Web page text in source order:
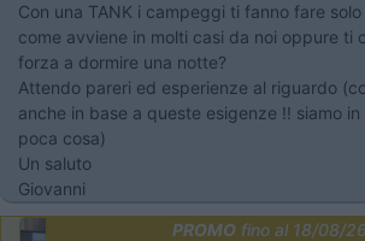
Con una TANK i campeggi ti fanno fare
come avviene in molti casi da noi oppure ti
forza a dormire una notte?
Attendo pareri ed esperienze al riguardo
anche in base a queste esigenze !! siamo
poca cosa)
Un saluto
Giovanni
PROMOfino al 18/08/26